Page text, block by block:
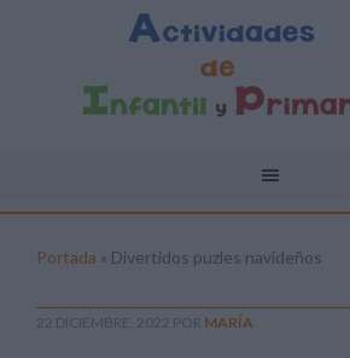
Portada » Divertidos puzles navideños
22 DICIEMBRE, 2022 POR MARÍA